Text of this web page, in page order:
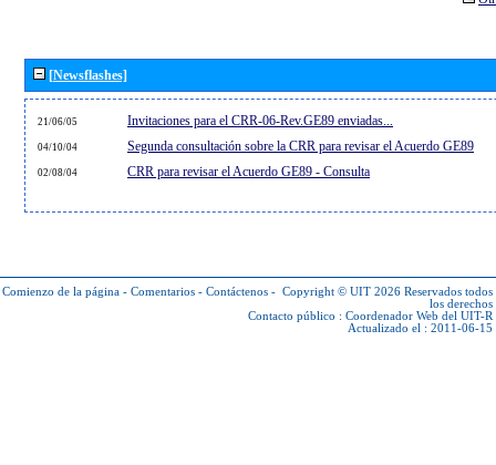
[Newsflashes]
21/06/05 Invitaciones para el CRR-06-Rev.GE89 enviadas...
04/10/04 Segunda consultación sobre la CRR para revisar el Acuerdo GE89
02/08/04 CRR para revisar el Acuerdo GE89 - Consulta
Comienzo de la página - Comentarios - Contáctenos - Copyright © UIT 2026 Reservados todos
los derechos
Contacto público : Coordenador Web del UIT-R
Actualizado el : 2011-06-15